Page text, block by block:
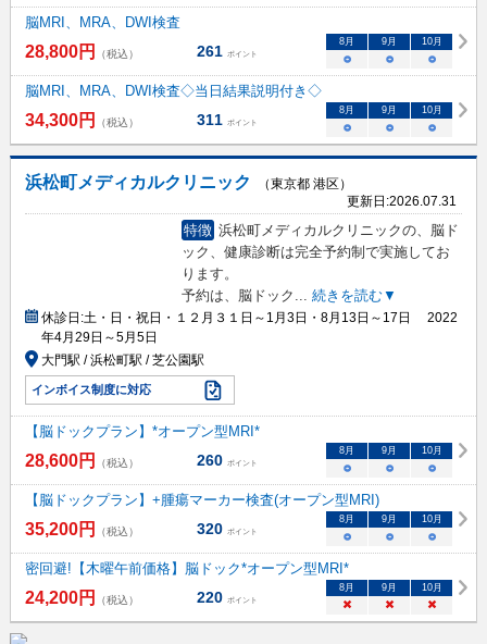
脳MRI、MRA、DWI検査
28,800円 （税込） 261 ポイント
8月 9月 10月
○ ○ ○
脳MRI、MRA、DWI検査◇当日結果説明付き◇
34,300円 （税込） 311 ポイント
8月 9月 10月
○ ○ ○
浜松町メディカルクリニック
（東京都 港区）
更新日:2026.07.31
特徴 浜松町メディカルクリニックの、脳ド
ック、健康診断は完全予約制で実施してお
ります。
予約は、脳ドック ... 続きを読む▼
休診日:土・日・祝日・１２月３１日～1月3日・8月13日～17日 2022
年4月29日～5月5日
大門駅 / 浜松町駅 / 芝公園駅
インボイス制度に対応
【脳ドックプラン】*オープン型MRI*
28,600円 （税込） 260 ポイント
8月 9月 10月
○ ○ ○
【脳ドックプラン】+腫瘍マーカー検査(オープン型MRI)
35,200円 （税込） 320 ポイント
8月 9月 10月
○ ○ ○
密回避!【木曜午前価格】脳ドック*オープン型MRI*
24,200円 （税込） 220 ポイント
8月 9月 10月
× × ×